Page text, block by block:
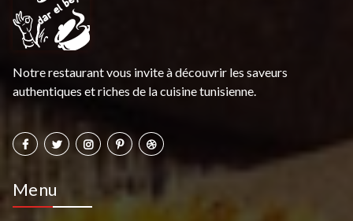
Notre restaurant vous invite à découvrir les saveurs
authentiques et riches de la cuisine tunisienne.
Menu